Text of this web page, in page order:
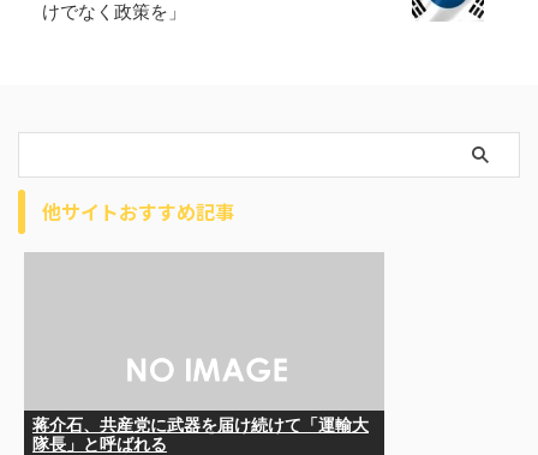
けでなく政策を」
他サイトおすすめ記事
蒋介石、共産党に武器を届け続けて「運輸大
隊長」と呼ばれる